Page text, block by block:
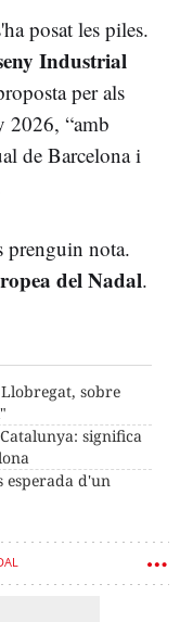
posat les piles.
Industrial
per als
2026, “amb
de Barcelona i
prenguin nota.
del Nadal.
sobre
significa
esperada d'un